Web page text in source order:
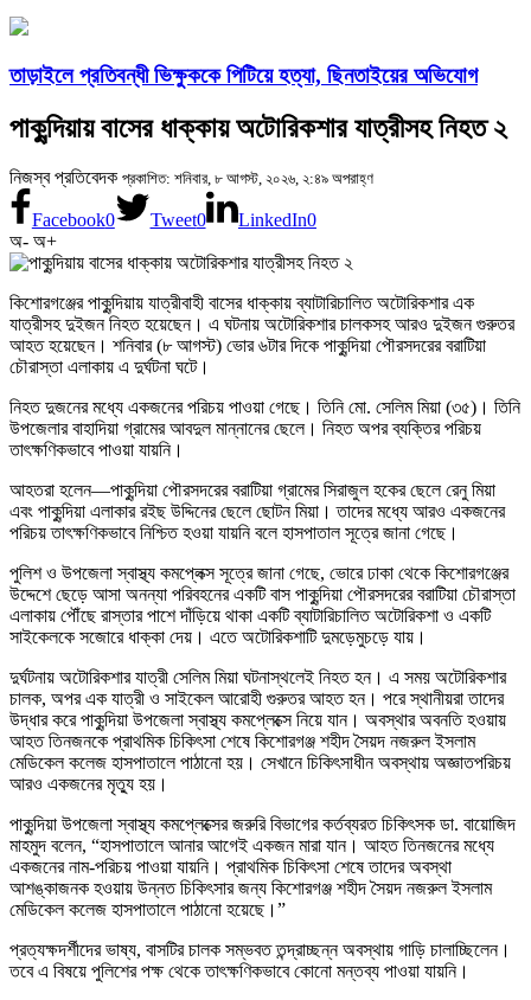
তাড়াইলে প্রতিবন্ধী ভিক্ষুককে পিটিয়ে হত্যা, ছিনতাইয়ের অভিযোগ
পাকুন্দিয়ায় বাসের ধাক্কায় অটোরিকশার যাত্রীসহ নিহত ২
নিজস্ব প্রতিবেদক প্রকাশিত: শনিবার, ৮ আগস্ট, ২০২৬, ২:৪৯ অপরাহ্ণ
Facebook0 Tweet0 LinkedIn0
অ- অ+
কিশোরগঞ্জের পাকুন্দিয়ায় যাত্রীবাহী বাসের ধাক্কায় ব্যাটারিচালিত অটোরিকশার এক
যাত্রীসহ দুইজন নিহত হয়েছেন। এ ঘটনায় অটোরিকশার চালকসহ আরও দুইজন গুরুতর
আহত হয়েছেন। শনিবার (৮ আগস্ট) ভোর ৬টার দিকে পাকুন্দিয়া পৌরসদরের বরাটিয়া
চৌরাস্তা এলাকায় এ দুর্ঘটনা ঘটে।
নিহত দুজনের মধ্যে একজনের পরিচয় পাওয়া গেছে। তিনি মো. সেলিম মিয়া (৩৫)। তিনি
উপজেলার বাহাদিয়া গ্রামের আবদুল মান্নানের ছেলে। নিহত অপর ব্যক্তির পরিচয়
তাৎক্ষণিকভাবে পাওয়া যায়নি।
আহতরা হলেন—পাকুন্দিয়া পৌরসদরের বরাটিয়া গ্রামের সিরাজুল হকের ছেলে রেনু মিয়া
এবং পাকুন্দিয়া এলাকার রইছ উদ্দিনের ছেলে ছোটন মিয়া। তাদের মধ্যে আরও একজনের
পরিচয় তাৎক্ষণিকভাবে নিশ্চিত হওয়া যায়নি বলে হাসপাতাল সূত্রে জানা গেছে।
পুলিশ ও উপজেলা স্বাস্থ্য কমপ্লেক্স সূত্রে জানা গেছে, ভোরে ঢাকা থেকে কিশোরগঞ্জের
উদ্দেশে ছেড়ে আসা অনন্যা পরিবহনের একটি বাস পাকুন্দিয়া পৌরসদরের বরাটিয়া চৌরাস্তা
এলাকায় পৌঁছে রাস্তার পাশে দাঁড়িয়ে থাকা একটি ব্যাটারিচালিত অটোরিকশা ও একটি
সাইকেলকে সজোরে ধাক্কা দেয়। এতে অটোরিকশাটি দুমড়েমুচড়ে যায়।
দুর্ঘটনায় অটোরিকশার যাত্রী সেলিম মিয়া ঘটনাস্থলেই নিহত হন। এ সময় অটোরিকশার
চালক, অপর এক যাত্রী ও সাইকেল আরোহী গুরুতর আহত হন। পরে স্থানীয়রা তাদের
উদ্ধার করে পাকুন্দিয়া উপজেলা স্বাস্থ্য কমপ্লেক্সে নিয়ে যান। অবস্থার অবনতি হওয়ায়
আহত তিনজনকে প্রাথমিক চিকিৎসা শেষে কিশোরগঞ্জ শহীদ সৈয়দ নজরুল ইসলাম
মেডিকেল কলেজ হাসপাতালে পাঠানো হয়। সেখানে চিকিৎসাধীন অবস্থায় অজ্ঞাতপরিচয়
আরও একজনের মৃত্যু হয়।
পাকুন্দিয়া উপজেলা স্বাস্থ্য কমপ্লেক্সের জরুরি বিভাগের কর্তব্যরত চিকিৎসক ডা. বায়োজিদ
মাহমুদ বলেন, “হাসপাতালে আনার আগেই একজন মারা যান। আহত তিনজনের মধ্যে
একজনের নাম-পরিচয় পাওয়া যায়নি। প্রাথমিক চিকিৎসা শেষে তাদের অবস্থা
আশঙ্কাজনক হওয়ায় উন্নত চিকিৎসার জন্য কিশোরগঞ্জ শহীদ সৈয়দ নজরুল ইসলাম
মেডিকেল কলেজ হাসপাতালে পাঠানো হয়েছে।”
প্রত্যক্ষদর্শীদের ভাষ্য, বাসটির চালক সম্ভবত তন্দ্রাচ্ছন্ন অবস্থায় গাড়ি চালাচ্ছিলেন।
তবে এ বিষয়ে পুলিশের পক্ষ থেকে তাৎক্ষণিকভাবে কোনো মন্তব্য পাওয়া যায়নি।